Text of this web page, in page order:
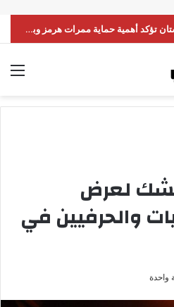
السعودية ومصر وتركيا وباكستان تؤكد أهمية حماية ممرات هرمز وباب المندب
100 كشك لعرض
والحرفيين في
واحدة